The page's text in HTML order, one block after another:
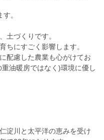
。
土づくりです。
ちにすごく影響します。
配慮した農業も心がけてお
油暖房ではなく)環境に優し
淀川と太平洋の恵みを受け